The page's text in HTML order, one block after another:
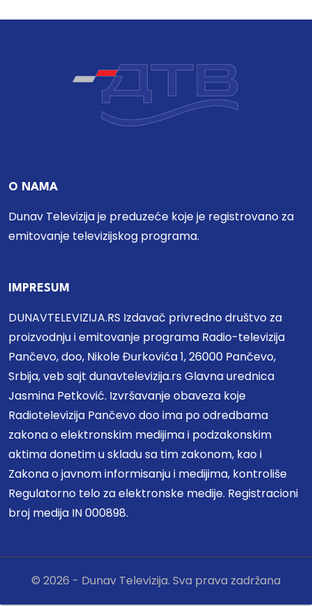
O NAMA
Dunav Televizija je preduzeće koje je registrovano za
emitovanje televizijskog programa.
IMPRESUM
DUNAVTELEVIZIJA.RS Izdavač privredno društvo za
proizvodnju i emitovanje programa Radio-televizija
Pančevo, doo, Nikole Đurkovića 1, 26000 Pančevo,
Srbija, veb sajt dunavtelevizija.rs Glavna urednica
Jasmina Petković. Izvršavanje obaveza koje
Radiotelevizija Pančevo doo ima po odredbama
zakona o elektronskim medijima i podzakonskim
aktima donetim u skladu sa tim zakonom, kao i
Zakona o javnom informisanju i medijima, kontroliše
Regulatorno telo za elektronske medije. Registracioni
broj medija IN 000898.
© 2026 - Dunav Televizija. Sva prava zadržana